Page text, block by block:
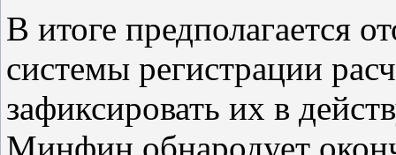
В итоге предполагается
системы регистрации
зафиксировать их в